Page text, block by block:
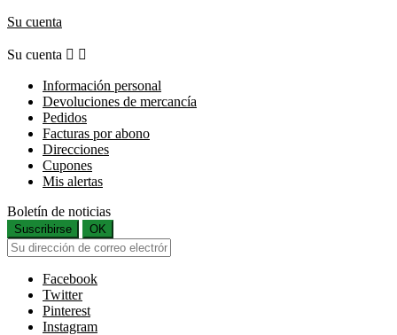
Su cuenta
Su cuenta  
Información personal
Devoluciones de mercancía
Pedidos
Facturas por abono
Direcciones
Cupones
Mis alertas
Boletín de noticias
Suscribirse OK
Facebook
Twitter
Pinterest
Instagram